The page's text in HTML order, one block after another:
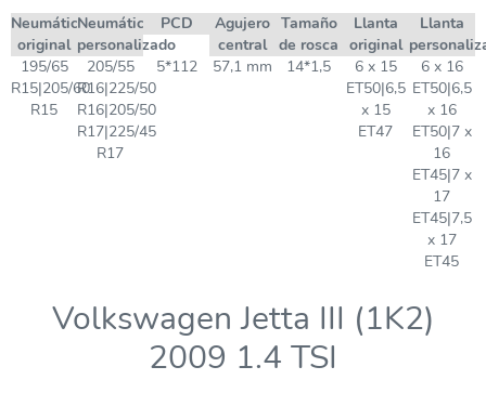
Neumático
original
Neumático
personalizado
PCD
Agujero
central
Tamaño
de rosca
Llanta
original
Llanta
195/65
R15|205/60
R15
205/55
R16|225/50
R16|205/50
R17|225/45
R17
5*112 57,1 mm 14*1,5
6 x 15
ET50|6,5
x 15
ET47
6 x 16
ET50|6,5
x 16
ET50|7 x
16
ET45|7 x
17
ET45|7,5
x 17
ET45
Volkswagen Jetta III (1K2)
2009 1.4 TSI